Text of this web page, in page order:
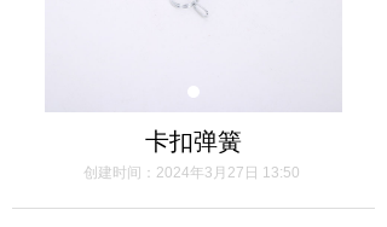
卡扣弹簧
创建时间： 2024年3月27日 13:50